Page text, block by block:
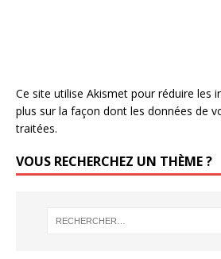
Ce site utilise Akismet pour réduire les
plus sur la façon dont les données de
traitées.
VOUS RECHERCHEZ UN THÈME ?